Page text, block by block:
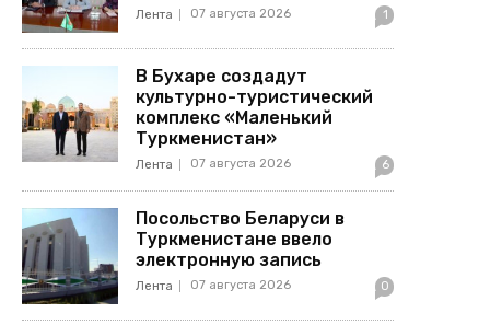
Лента 07 августа 2026 1
В Бухаре создадут
культурно-туристический
комплекс «Маленький
Туркменистан»
Лента 07 августа 2026 6
Посольство Беларуси в
Туркменистане ввело
электронную запись
Лента 07 августа 2026 0